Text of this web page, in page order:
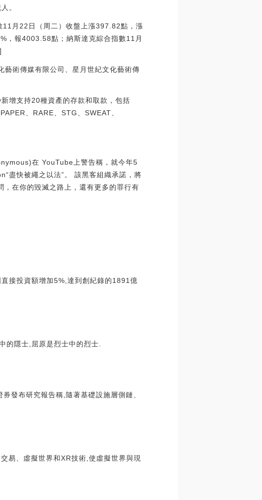
。
11月22日（周二）收盤上漲397.82點，漲
，報4003.58點；納斯達克綜合指數11月
藝術傳媒有限公司、星月世紀文化藝術傳
增支持20種資產的存款和取款，包括
、RARE、STG、SWEAT、
在 YouTube上警告稱，就今年5
盡快被繩之以法”。 該黑客組織承諾，將
在你的毀滅之路上，還有更多的罪行有
接投資額增加5%,達到創紀錄的1891億
的隱士,屈原是烈士中的烈士.
發布研究報告稱,隨著基礎設施層側鏈、
易、虛擬世界和XR技術,使虛擬世界與現